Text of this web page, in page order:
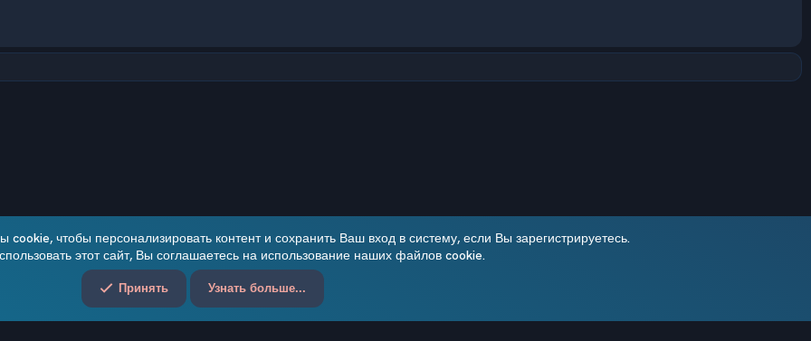
Обратная связь Условия и правила
чтобы персонализировать контент и сохранить Ваш вход в систему, если Вы зарегистрируетесь.
этот сайт, Вы соглашаетесь на использование наших файлов cookie.
Принять Узнать больше...